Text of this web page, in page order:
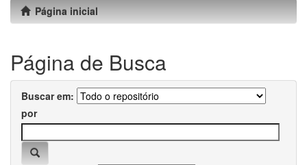
Página inicial
Página de Busca
Buscar em:
por